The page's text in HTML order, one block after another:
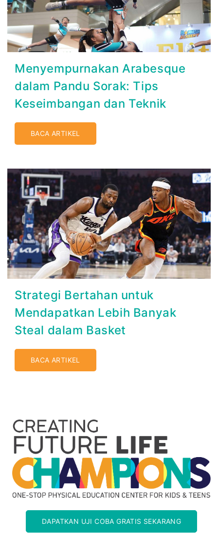
Menyempurnakan Arabesque
dalam Pandu Sorak: Tips
Keseimbangan dan Teknik
BACA ARTIKEL
Strategi Bertahan untuk
Mendapatkan Lebih Banyak
Steal dalam Basket
BACA ARTIKEL
DAPATKAN UJI COBA GRATIS SEKARANG